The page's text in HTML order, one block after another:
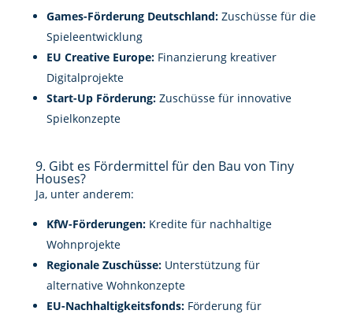
Games-Förderung Deutschland:Zuschüsse für die
Spieleentwicklung
EU Creative Europe:Finanzierung kreativer
Digitalprojekte
Start-Up Förderung:Zuschüsse für innovative
Spielkonzepte
9. Gibt es Fördermittel für den Bau von Tiny
Houses?
Ja, unter anderem:
KfW-Förderungen:Kredite für nachhaltige
Wohnprojekte
Regionale Zuschüsse:Unterstützung für
alternative Wohnkonzepte
EU-Nachhaltigkeitsfonds:Förderung für